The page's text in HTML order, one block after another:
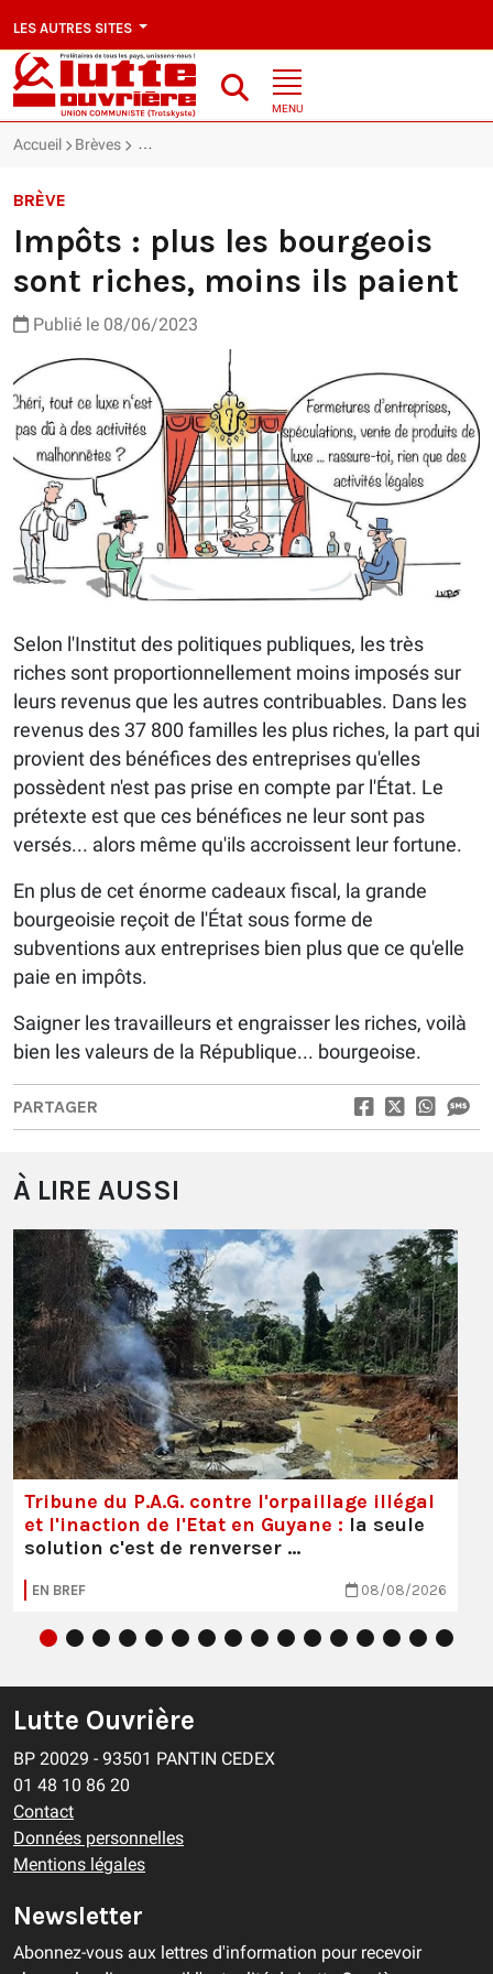
LES AUTRES SITES
MENU
Accueil Brèves Impôts : plus les bourgeois sont riches, moins ils
BRÈVE
Impôts : plus les bourgeois
sont riches, moins ils paient
Publié le 08/06/2023
Selon l'Institut des politiques publiques, les très
riches sont proportionnellement moins imposés sur
leurs revenus que les autres contribuables. Dans les
revenus des 37 800 familles les plus riches, la part qui
provient des bénéfices des entreprises qu'elles
possèdent n'est pas prise en compte par l'État. Le
prétexte est que ces bénéfices ne leur sont pas
versés... alors même qu'ils accroissent leur fortune.
En plus de cet énorme cadeaux fiscal, la grande
bourgeoisie reçoit de l'État sous forme de
subventions aux entreprises bien plus que ce qu'elle
paie en impôts.
Saigner les travailleurs et engraisser les riches, voilà
bien les valeurs de la République... bourgeoise.
PARTAGER
À LIRE AUSSI
Tribune du P.A.G. contre l'orpaillage illégal
et l'inaction de l'Etat en Guyane : la seule
solution c'est de renverser …
EN BREF 08/08/2026
Lutte Ouvrière
BP 20029 - 93501 PANTIN CEDEX
01 48 10 86 20
Contact
Données personnelles
Mentions légales
Newsletter
Abonnez-vous aux lettres d'information pour recevoir